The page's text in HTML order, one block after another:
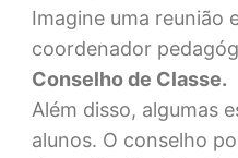
Imagine uma reunião
coordenador
Conselho de Classe.
Além disso, algumas
alunos. O conselho